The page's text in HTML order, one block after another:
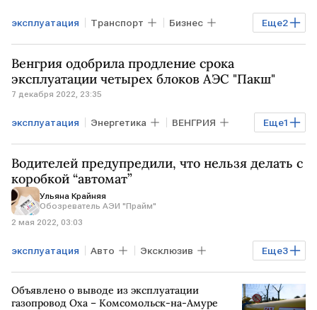
Еще2
эксплуатация Транспорт Бизнес
Правительство РФ
импортные самолеты
Венгрия одобрила продление срока
эксплуатации четырех блоков АЭС "Пакш"
7 декабря 2022, 23:35
Еще1
эксплуатация Энергетика ВЕНГРИЯ
АЭС "Пакш"
Водителей предупредили, что нельзя делать с
коробкой “автомат”
Ульяна Крайняя
Обозреватель АЭИ "Прайм"
2 мая 2022, 03:03
Еще3
эксплуатация Авто Эксклюзив
Бизнес Fresh Auto Максим Рязанов
Объявлено о выводе из эксплуатации
газопровод Оха – Комсомольск-на-Амуре